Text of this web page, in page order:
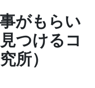
がもらい
つけるコ
所）